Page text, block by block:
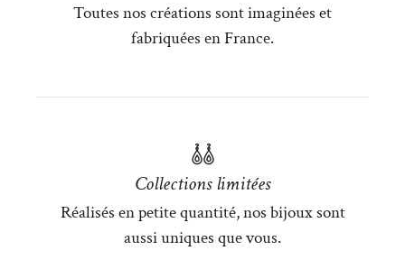
Toutes nos créations sont imaginées et
fabriquées en France.
Collections limitées
Réalisés en petite quantité, nos bijoux sont
aussi uniques que vous.